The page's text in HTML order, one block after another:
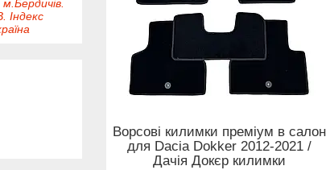
Ворсові килимки преміум в салон
для Dacia Dokker 2012-2021 /
Дачія Докєр килимки
Індекс